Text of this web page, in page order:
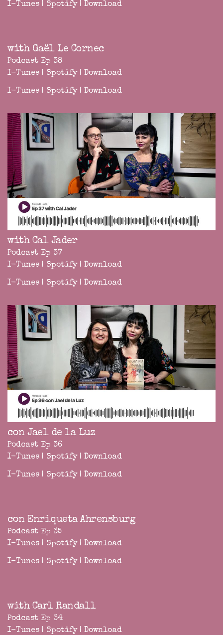
I-Tunes | Spotify| Download
with Gaël Le Cornec
Podcast Ep 38
I-Tunes | Spotify| Download
I-Tunes | Spotify| Download
with Cal Jader
Podcast Ep 37
I-Tunes | Spotify| Download
I-Tunes | Spotify| Download
con Jael de la Luz
Podcast Ep 36
I-Tunes | Spotify| Download
I-Tunes | Spotify| Download
con Enriqueta Ahrensburg
Podcast Ep 35
I-Tunes | Spotify| Download
I-Tunes | Spotify| Download
with Carl Randall
Podcast Ep 34
I-Tunes | Spotify| Download